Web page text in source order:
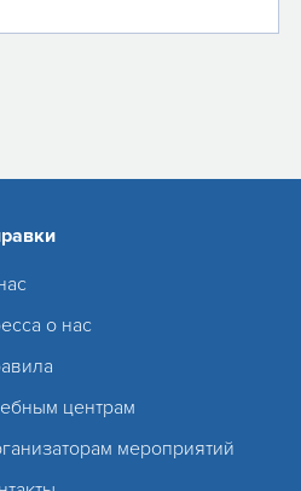
о нас
центрам
мероприятий